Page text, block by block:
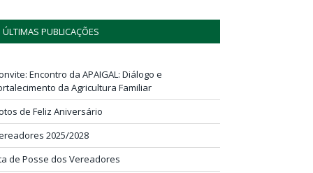
ÚLTIMAS PUBLICAÇÕES
Encontro da APAIGAL: Diálogo e
da Agricultura Familiar
de Feliz Aniversário
2025/2028
de Posse dos Vereadores